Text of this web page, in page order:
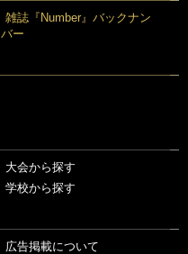
雑誌『Number』バックナン
バー
大会から探す
学校から探す
広告掲載について